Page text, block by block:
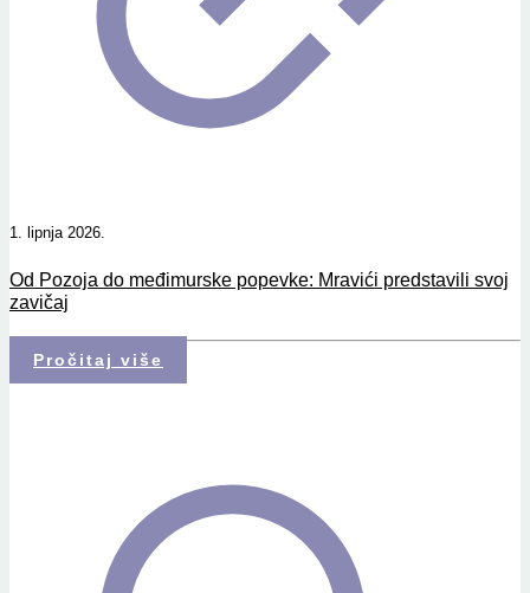
1. lipnja 2026.
Od Pozoja do međimurske popevke: Mravići predstavili svoj
zavičaj
Pročitaj više